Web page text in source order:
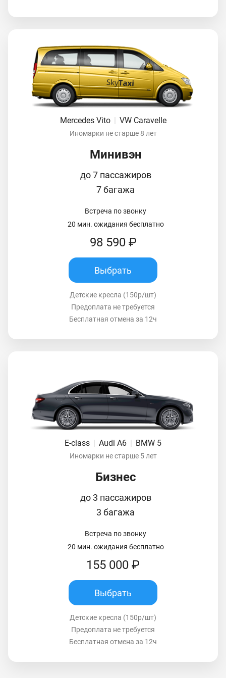
Mercedes Vito VW Caravelle
Иномарки не старше 8 лет
Минивэн
до 7 пассажиров
7 багажа
Встреча по звонку
20 мин. ожидания бесплатно
98 590 ₽
Выбрать
Детские кресла (150р/шт)
Предоплата не требуется
Бесплатная отмена за 12ч
E-class | Audi A6 | BMW 5
Иномарки не старше 5 лет
Бизнес
до 3 пассажиров
3 багажа
Встреча по звонку
20 мин. ожидания бесплатно
155 000 ₽
Выбрать
Детские кресла (150р/шт)
Предоплата не требуется
Бесплатная отмена за 12ч